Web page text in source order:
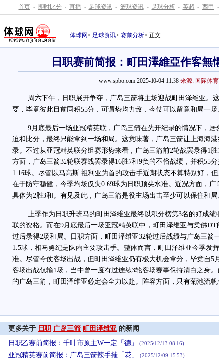
首页 - 即时比分 - 直播 - 足球资讯 - 篮球资讯 - 足球分析 - 英超 - 西甲 -
体球网> 足球资讯> 赛前分析> 正文
日职赛前简报：町田澤維亞作客無
www.spbo.com 2025-10-04 11:38 来源: 国际体育
周六下午，日职展开争夺，广岛三箭将主场迎战町田泽维亚。
要，毕竟彼此目前同积55分，可谓势均力敌，今仗可以留意和局一场
9月底最后一场亚冠精英联，广岛三箭在先开纪录的情况下，居
迫和比分，最终只能拿到一场和局。这意味著，广岛三箭让上海海
录。不过从亚冠精英联分组赛形势来看，广岛三箭前2轮战罢录得1
方面，广岛三箭32轮联赛战罢录得16胜7和9负的不俗战绩，并积55
1.16球。尽管以马高斯.祖利亚为首的攻击手近期状态不算特别好，
在于防守稳健，今季均场仅失0.69球为日职顶尖水准。近况方面，
具体为2胜3和。有见及此，广岛三箭是役主场出击至少可以保住和局
上季作为日职升班马的町田泽维亚最终以积分榜第3名的好成绩
联的资格。而在9月底最后一场亚冠精英联中，町田泽维亚与柔佛
过后录得2场和局。日职方面，町田泽维亚32轮过后战绩与广岛三箭
1.5球，相马勇纪是队内主要攻击手。整体而言，町田泽维亚今季发
准。尽管今仗客场出战，但町田泽维亚仍有极大机会拿分，毕竟自5
客场出战仅输1场，当中曾一度有过连续3轮客场赛事保持清白之身
的广岛三箭，町田泽维亚必定会全力以赴。阵容方面，只有菊池流
更多关于 日职 广岛三箭 町田泽维亚 的新闻
日职乙赛前简报：千叶市原主W一定「德」
(2025/12/13 08:16)
亚冠精英赛前简报：广岛三箭辣手摧「花」 (2025/12/09 15:53)